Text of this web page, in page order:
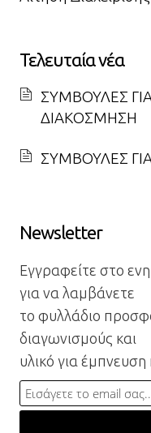
Τελευταία νέα
ΣΥΜΒΟΥΛΕΣ
ΔΙΑΚΟΣΜΗΣΗ
ΣΥΜΒΟΥΛΕΣ
Newsletter
Εγγραφείτε στο
για να λαμβάνετε
το φυλλάδιο
διαγωνισμούς και
υλικό για